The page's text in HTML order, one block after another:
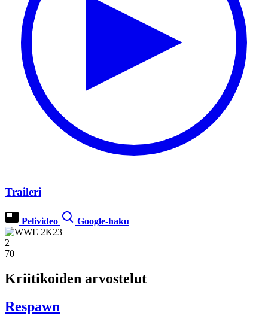
Traileri
Pelivideo Google-haku
2
70
Kriitikoiden arvostelut
Respawn